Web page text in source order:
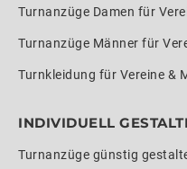
Turnanzüge Damen für
Turnanzüge Männer für
Turnkleidung für Vereine &
INDIVIDUELL
Turnanzüge günstig